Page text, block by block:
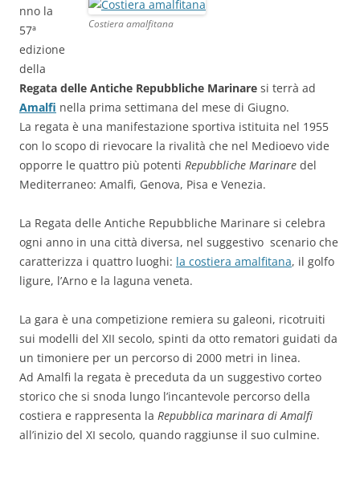
Costiera amalfitana
nno la
57ª
edizione
della
Regata delle Antiche Repubbliche Marinare si terrà ad
Amalfi nella prima settimana del mese di Giugno.
La regata è una manifestazione sportiva istituita nel 1955
con lo scopo di rievocare la rivalità che nel Medioevo vide
opporre le quattro più potenti Repubbliche Marinare del
Mediterraneo: Amalfi, Genova, Pisa e Venezia.
La Regata delle Antiche Repubbliche Marinare si celebra
ogni anno in una città diversa, nel suggestivo scenario che
caratterizza i quattro luoghi: la costiera amalfitana, il golfo
ligure, l’Arno e la laguna veneta.
La gara è una competizione remiera su galeoni, ricotruiti
sui modelli del XII secolo, spinti da otto rematori guidati da
un timoniere per un percorso di 2000 metri in linea.
Ad Amalfi la regata è preceduta da un suggestivo corteo
storico che si snoda lungo l’incantevole percorso della
costiera e rappresenta la Repubblica marinara di Amalfi
all’inizio del XI secolo, quando raggiunse il suo culmine.